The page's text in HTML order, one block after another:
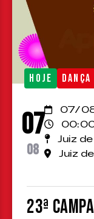
HOJE DANÇA
07
08
07/
Juiz
Juiz
23ª